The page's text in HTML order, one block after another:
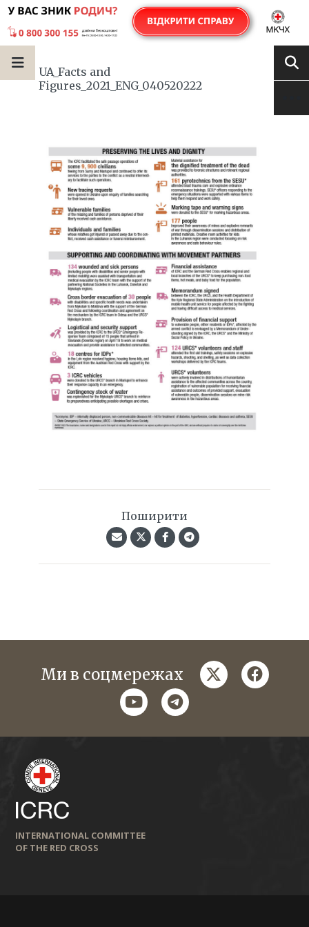
UA_Facts and
Figures_2021_ENG_040520222
Поширити
Ми в соцмережах twitter
youtubetelegram
INTERNATIONAL COMMITTEE
OF THE RED CROSS